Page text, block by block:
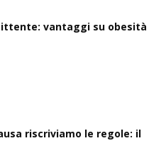
vantaggi su obesità
riscriviamo le regole: il